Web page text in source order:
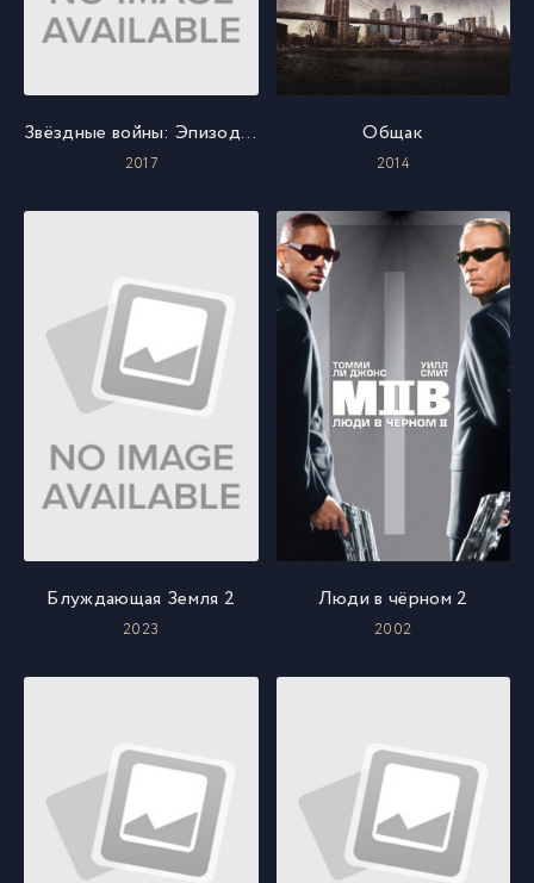
Звёздные войны: Эпизод 8 - Последние джедаи
2017
Общак
2014
Блуждающая Земля 2
2023
Люди в чёрном 2
2002